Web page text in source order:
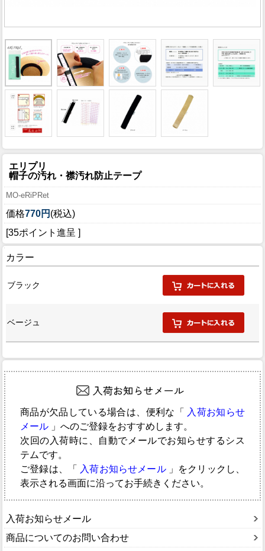
エリプリ
帽子の汚れ・襟汚れ防止テープ
MO-eRiPRet
価格770円 (税込)
[35ポイント進呈 ]
カラー
ブラック
ベージュ
商品が欠品している場合は、便利な「
入荷お知らせ
メール 」へのご登録をおすすめします。
次回の入荷時に、自動でメールでお知らせするシス
テムです。
ご登録は、「
入荷お知らせメール 」をクリックし、
表示される画面に沿ってお手続きください。
入荷お知らせメール
商品についてのお問い合わせ